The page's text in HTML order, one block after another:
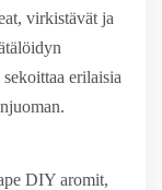
virkistävät ja
erilaisia
DIY aromit,